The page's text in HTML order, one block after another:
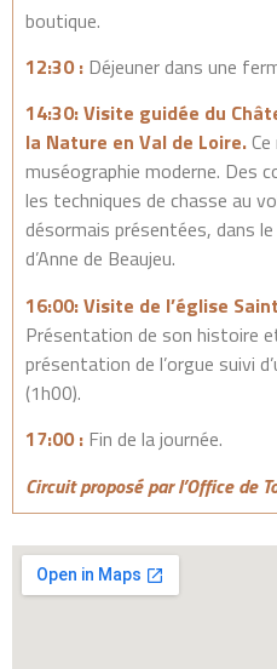
boutique.
12:30 : Déjeuner dans une
14:30:Visite guidée du
la Nature en Val de Loire.
muséographie moderne. Des
les techniques de chasse au
désormais présentées, dans
d’Anne de Beaujeu.
16:00: Visite de l’église
Présentation de son histoire
présentation de l’orgue suivi
(1h00).
17:00: Fin de la journée.
Circuit proposé par l’Office de